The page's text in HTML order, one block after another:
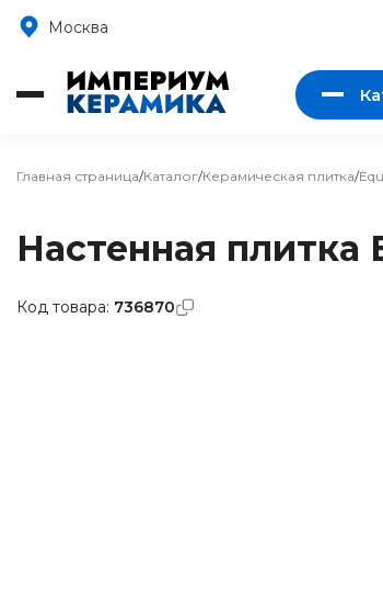
Москва
Главная страница/Каталог/Керамическая плитка/
Настенная плитка
Код товара: 736870